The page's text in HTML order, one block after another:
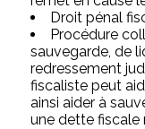
Droit pénal
Procédure
sauvegarde, de
redressement
fiscaliste peut
ainsi aider à
une dette fiscale